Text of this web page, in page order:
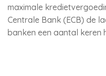
maximale
Centrale Bank (ECB) de
banken een aantal keren